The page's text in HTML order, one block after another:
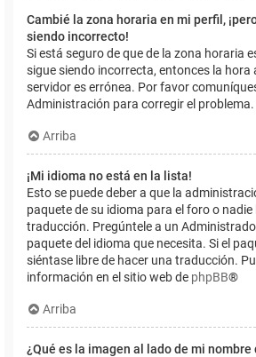
Cambié la zona horaria en mi perfil,
siendo incorrecto!
Si está seguro de que de la zona horaria
sigue siendo incorrecta, entonces la hora
servidor es errónea. Por favor
Administración para corregir el problema.
Arriba
¡Mi idioma no está en la lista!
Esto se puede deber a que la
paquete de su idioma para el foro o
traducción. Pregúntele a un
paquete del idioma que necesita. Si el
siéntase libre de hacer una traducción.
información en el sitio web de phpBB®
Arriba
¿Qué es la imagen al lado de mi nombre